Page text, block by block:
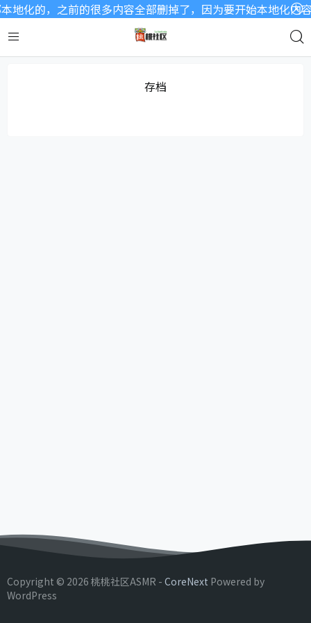
地化的，之前的很多内容全部删掉了，因为要开始本地化
存档
Copyright © 2026 桃桃社区ASMR - CoreNext Powered by
WordPress